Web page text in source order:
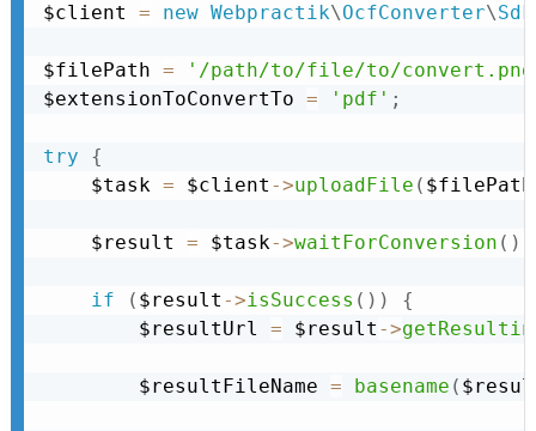
$client = new Webpractik\OcfConverter\Sdk
$filePath =
'/path/to/file/to/
$extensionToConvertTo = 'pdf' ;
try
{
    $task
= $client ->uploadFile ( $filePath
    $result
= $task->waitForConversion ( )
if ( $result ->isSuccess ( ) )
{
        $resultUrl
= $result ->
        $resultFileName
= basename (